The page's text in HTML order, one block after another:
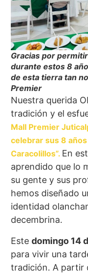
Gracias por
durante estos 8
de esta tierra tan
Premier
Nuestra querida
tradición y el
Mall Premier
celebrar sus 8
Caracolillos”. En
aprendido que lo
su gente y sus
hemos diseñado
identidad
decembrina.
Estedomingo 14
para vivir una
tradición. A partir